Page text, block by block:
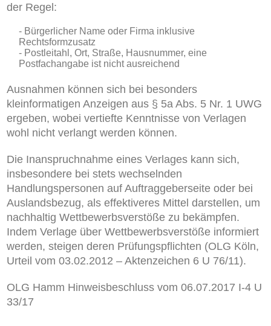
der Regel:
Bürgerlicher Name oder Firma inklusive
Rechtsformzusatz
Postleitahl, Ort, Straße, Hausnummer, eine
Postfachangabe ist nicht ausreichend
Ausnahmen können sich bei besonders
kleinformatigen Anzeigen aus § 5a Abs. 5 Nr. 1 UWG
ergeben, wobei vertiefte Kenntnisse von Verlagen
wohl nicht verlangt werden können.
Die Inanspruchnahme eines Verlages kann sich,
insbesondere bei stets wechselnden
Handlungspersonen auf Auftraggeberseite oder bei
Auslandsbezug, als effektiveres Mittel darstellen, um
nachhaltig Wettbewerbsverstöße zu bekämpfen.
Indem Verlage überWettbewerbsverstöße informiert
werden, steigen deren Prüfungspflichten (OLG Köln,
Urteil vom 03.02.2012 – Aktenzeichen 6 U 76/11).
OLG Hamm Hinweisbeschluss vom 06.07.2017 I-4 U
33/17